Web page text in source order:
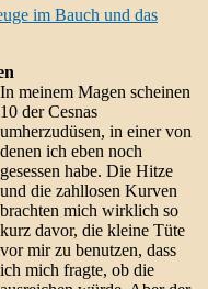
im Bauch und das
In meinem Magen scheinen
10 der Cesnas
umherzudüsen, in einer von
denen ich eben noch
gesessen habe. Die Hitze
und die zahllosen Kurven
brachten mich wirklich so
kurz davor, die kleine Tüte
vor mir zu benutzen, dass
ich mich fragte, ob die